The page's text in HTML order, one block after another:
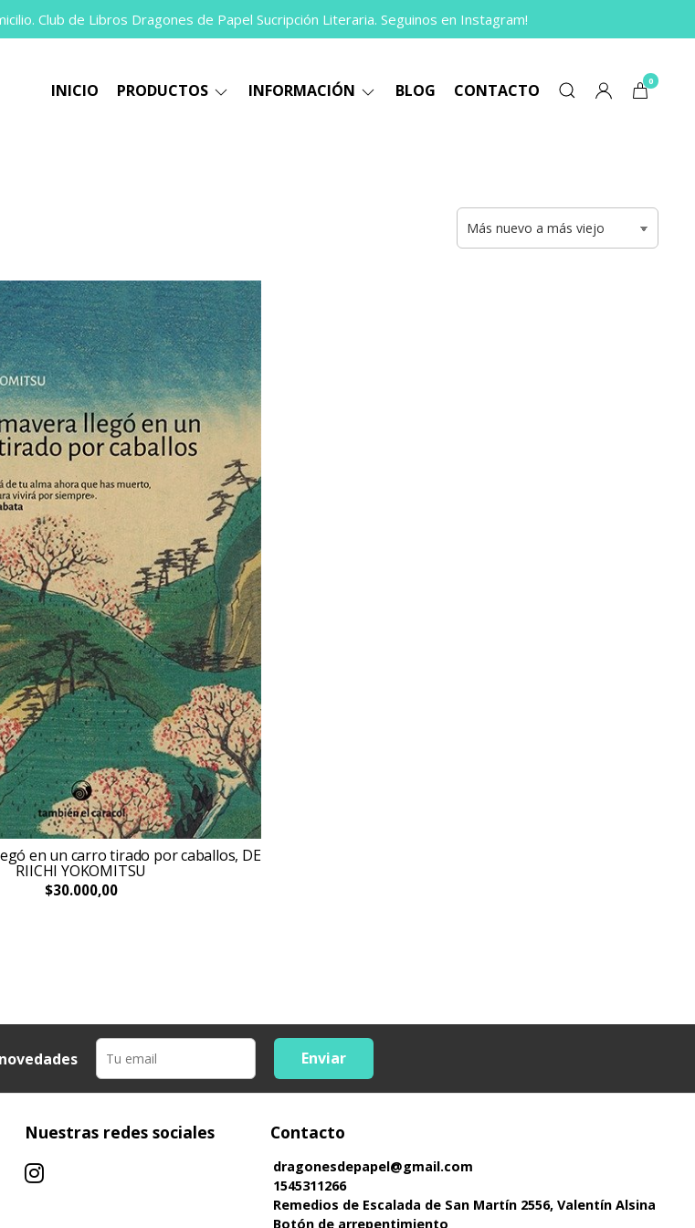
Club de Libros Dragones de Papel Sucripción Literaria. Seguinos en Instagram!
INICIO PRODUCTOS INFORMACIÓN BLOG CONTACTO 0
en un carro tirado por caballos, DE
RIICHI YOKOMITSU
$30.000,00
Enviar
Nuestras redes sociales Contacto
dragonesdepapel@gmail.com
1545311266
Remedios de Escalada de San Martín 2556, Valentín Alsina
Botón de arrepentimiento